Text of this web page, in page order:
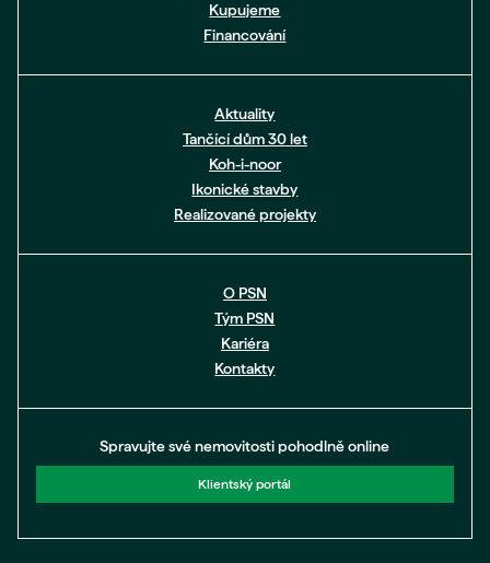
Kupujeme
Financování
Aktuality
Tančící dům 30 let
Koh-i-noor
Ikonické stavby
Realizované projekty
O PSN
Tým PSN
Kariéra
Kontakty
Spravujte své nemovitosti pohodlně online
Klientský portál